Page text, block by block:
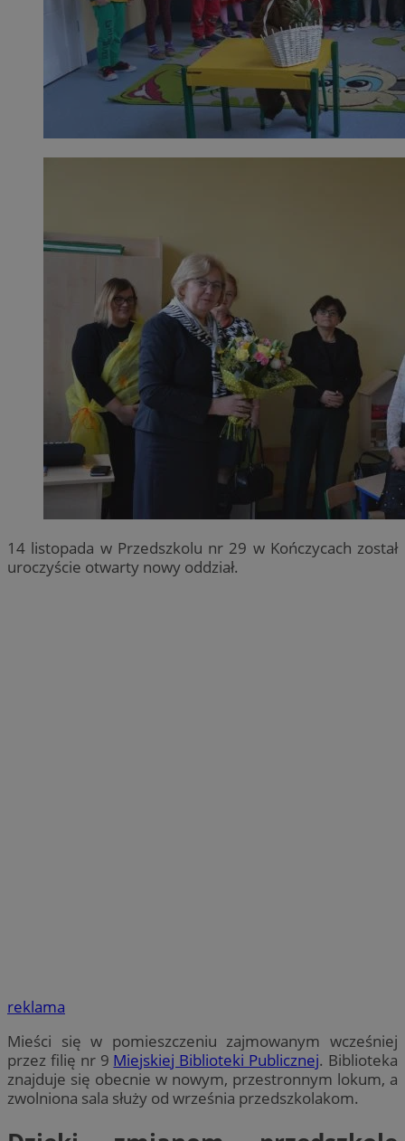
14 listopada w Przedszkolu nr 29 w Kończycach został
uroczyście otwarty nowy oddział.
reklama
Mieści się w pomieszczeniu zajmowanym wcześniej
przez filię nr 9 Miejskiej Biblioteki Publicznej. Biblioteka
znajduje się obecnie w nowym, przestronnym lokum, a
zwolniona sala służy od września przedszkolakom.